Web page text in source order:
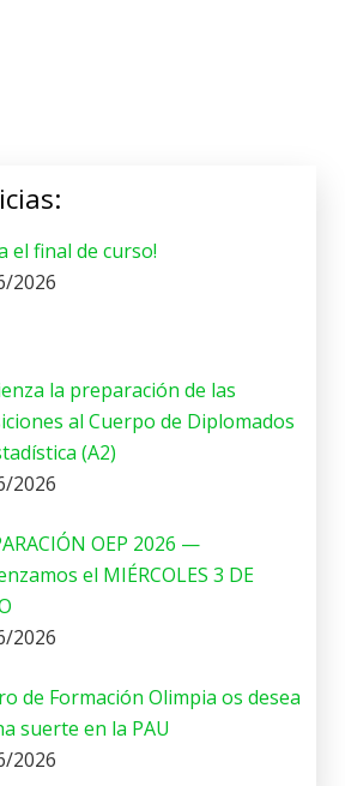
el final de curso!
2026
la preparación de las
al Cuerpo de Diplomados
(A2)
2026
OEP 2026 —
el MIÉRCOLES 3 DE
2026
de Formación Olimpia os desea
suerte en la PAU
2026